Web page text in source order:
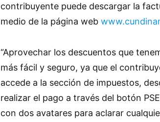
contribuyente puede descargar la
medio de la página web
“Aprovechar los descuentos que
más fácil y seguro, ya que el
accede a la sección de impuestos,
realizar el pago a través del botón
con dos avatares para aclarar